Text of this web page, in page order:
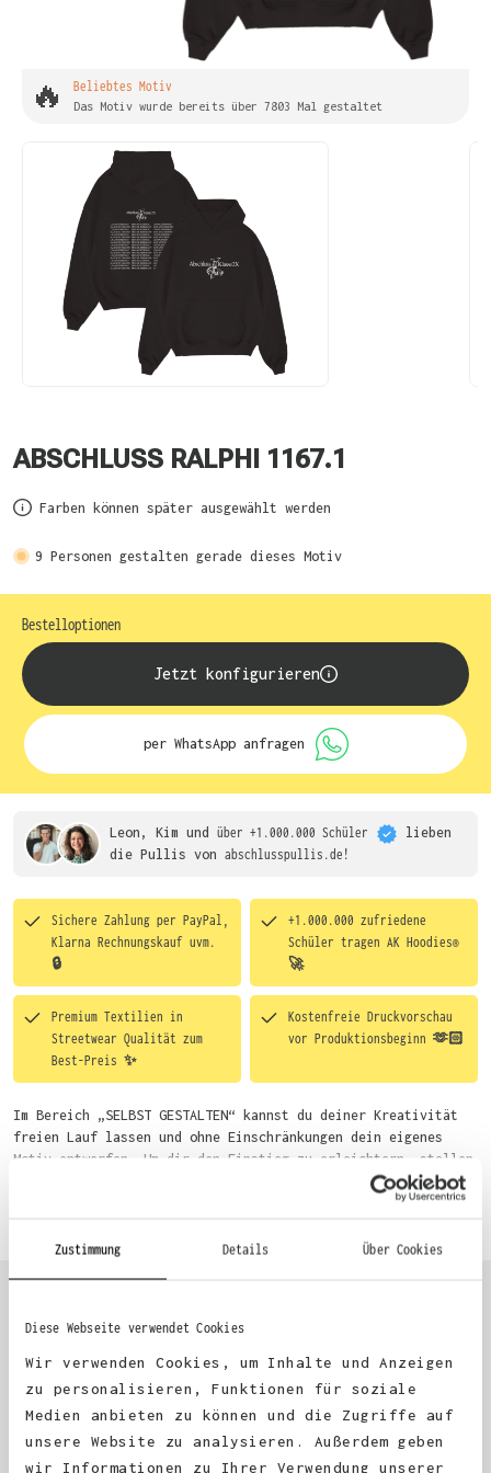
Zustimmung Details Über Cookies
Diese Webseite verwendet Cookies
Wir verwenden Cookies, um Inhalte und Anzeigen
zu personalisieren, Funktionen für soziale
Medien anbieten zu können und die Zugriffe auf
unsere Website zu analysieren. Außerdem geben
wir Informationen zu Ihrer Verwendung unserer
🔥 Beliebtes Motiv
Das Motiv wurde bereits über 7803 Mal gestaltet
ABSCHLUSS RALPHI 1167.1
Farben können später ausgewählt werden
9 Personen gestalten gerade dieses Motiv
Bestelloptionen
Jetzt konfigurieren
per WhatsApp anfragen
Leon, Kim und über +1.000.000 Schüler
lieben
die Pullis von abschlusspullis.de!
Sichere Zahlung per PayPal,
Klarna Rechnungskauf uvm.
🔒
+1.000.000 zufriedene
Schüler tragen AK Hoodies®
🚀
Premium Textilien in
Streetwear Qualität zum
Best-Preis ✨
Kostenfreie Druckvorschau
vor Produktionsbeginn 🫶🏻
Im Bereich „SELBST GESTALTEN“ kannst du deiner Kreativität
freien Lauf lassen und ohne Einschränkungen dein eigenes
Motiv entwerfen. Um dir den Einstieg zu erleichtern, stellen
wir eine von unseren Designern vorgefertigte Vorlage bereit.
Wähle einfach deine Wunsch-Produkte auf dieser Seite aus und
du auch bequem über das Bestellformular, per E-Mail oder
KUNDEN FEEDBACK 🫶
Excellent